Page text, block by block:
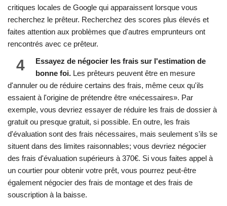
critiques locales de Google qui apparaissent lorsque vous
recherchez le prêteur. Recherchez des scores plus élevés et
faites attention aux problèmes que d'autres emprunteurs ont
rencontrés avec ce prêteur.
4
Essayez de négocier les frais sur l'estimation de
bonne foi. Les prêteurs peuvent être en mesure
d'annuler ou de réduire certains des frais, même ceux qu'ils
essaient à l'origine de prétendre être «nécessaires». Par
exemple, vous devriez essayer de réduire les frais de dossier à
gratuit ou presque gratuit, si possible. En outre, les frais
d'évaluation sont des frais nécessaires, mais seulement s'ils se
situent dans des limites raisonnables; vous devriez négocier
des frais d'évaluation supérieurs à 370€. Si vous faites appel à
un courtier pour obtenir votre prêt, vous pourrez peut-être
également négocier des frais de montage et des frais de
souscription à la baisse.